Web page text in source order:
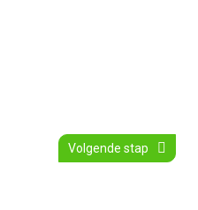
Volgende stap